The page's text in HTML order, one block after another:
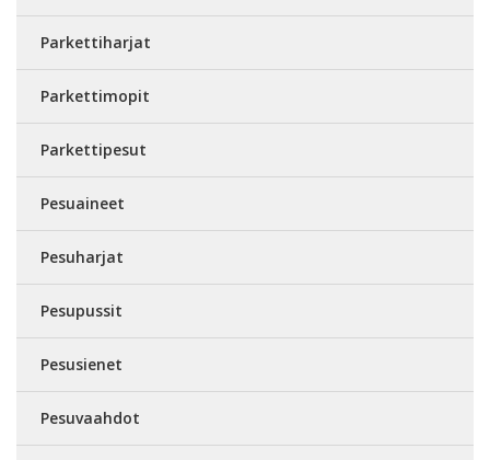
Parkettiharjat
Parkettimopit
Parkettipesut
Pesuaineet
Pesuharjat
Pesupussit
Pesusienet
Pesuvaahdot